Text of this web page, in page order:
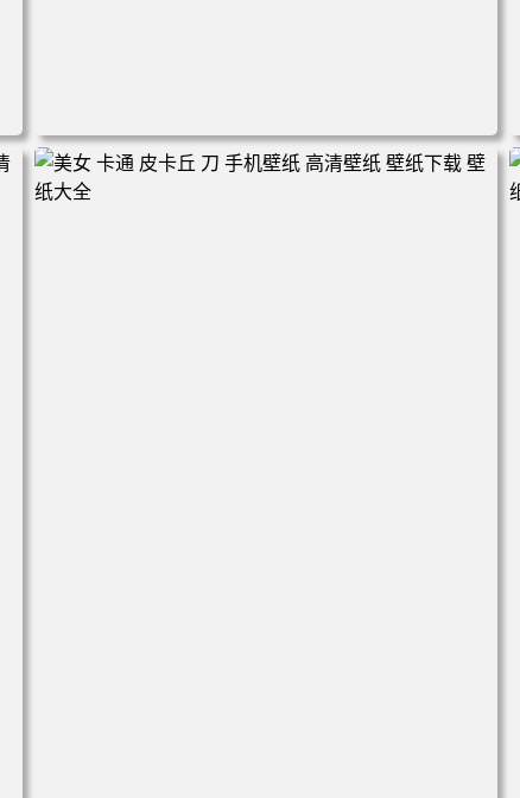
电脑壁纸 火影 鸣人 佐助 小樱 高清全屏手机壁纸 高清壁纸
壁纸下载 壁纸大全